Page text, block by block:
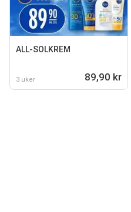
ALL-SOLKREM
3 uker 89,90 kr